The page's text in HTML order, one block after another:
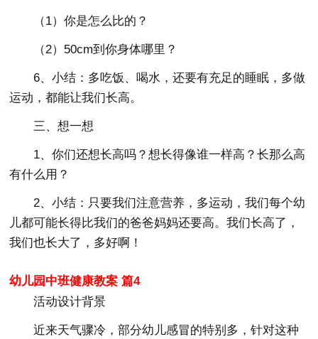
（1）你是怎么比的？
（2）50cm到你身体哪里？
6、小结：多吃饭、喝水，还要有充足的睡眠，多做
运动，都能让我们长高。
三、想一想
1、你们还想长高吗？想长得像谁一样高？长那么高
有什么用？
2、小结：只要我们注意营养，多运动，我们每个幼
儿都可能长得比我们的爸爸妈妈还要高。我们长高了，
我们也长大了，多好啊！
幼儿园中班健康教案 篇4
活动设计背景
近来天气骤冷，部分幼儿感冒的特别多，针对这种